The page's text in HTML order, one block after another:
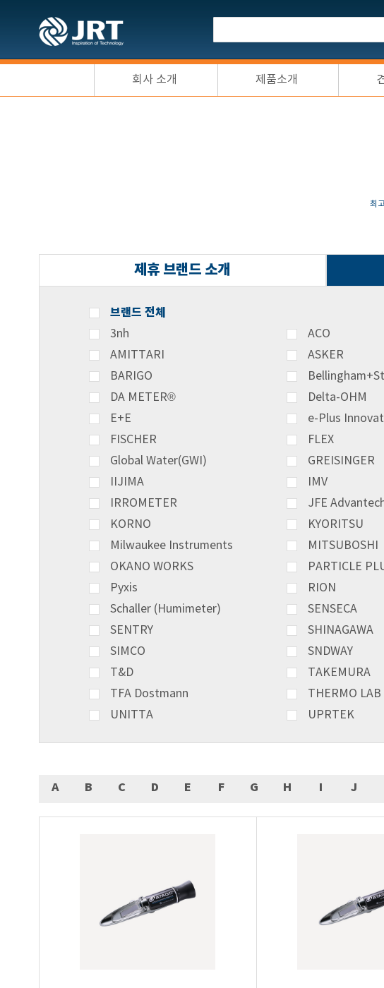
회사 소개 제품소개
최
제휴 브랜드 소개
브랜드 전체
3nh ACO
AMITTARI
ASKER
BARIGO
DA METER®
Delta-OHM
E+E
e-Plus
FISCHER
FLEX
Global Water(GWI)
GREISINGER
IIJIMA
IMV
IRROMETER
JFE
KORNO
KYORITSU
Milwaukee Instruments
MITSUBOSHI
OKANO WORKS
PARTICLE
Pyxis
RION
Schaller (Humimeter)
SENSECA
SENTRY
SHINAGAWA
SIMCO
SNDWAY
T&D
TAKEMURA
TFA Dostmann
THERMO LAB
UNITTA
UPRTEK
A B C D E F G H I J